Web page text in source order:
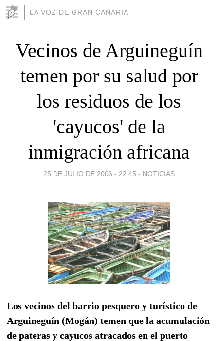
LA VOZ DE GRAN CANARIA
Vecinos de Arguineguín
temen por su salud por
los residuos de los
'cayucos' de la
inmigración africana
25 DE JULIO DE 2006 - 22:45 - NOTICIAS
Los vecinos del barrio pesquero y turístico de
Arguineguín (Mogán) temen que la acumulación
de pateras y cayucos atracados en el puerto